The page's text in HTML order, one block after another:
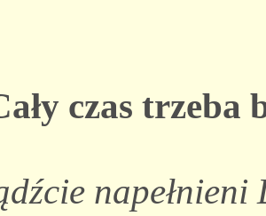
czas trzeba